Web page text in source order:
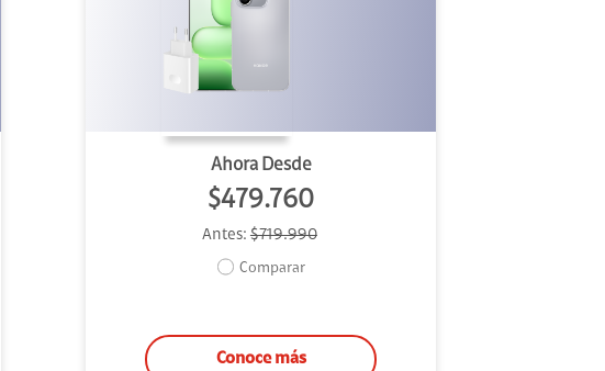
Ahora Desde
$479.760
Antes: $719.990
Comparar
Conoce más